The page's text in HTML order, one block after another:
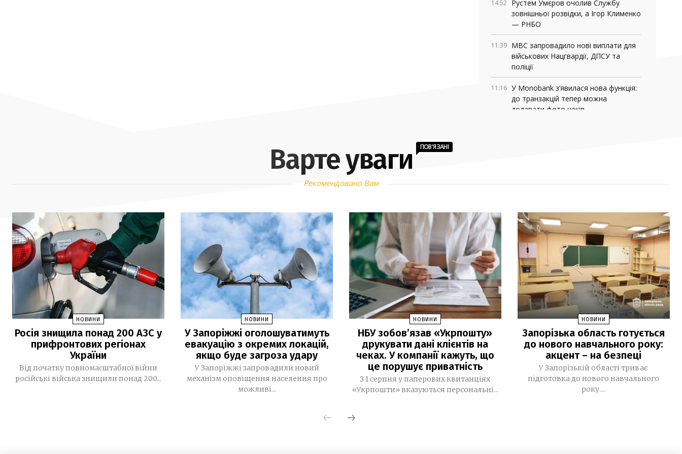
14:52 Рустем Умєров очолив Службу
зовнішньої розвідки, а Ігор Клименко
— РНБО
11:39 МВС запровадило нові виплати для
військових Нацгвардії, ДПСУ та
поліції
11:16 У Monobank з’явилася нова функція:
до транзакцій тепер можна
додавати фото чеків
15:36 Світлана Карпенко: «Ми втратили
«Трудової слави» відновила роботу
після релокації, сформувала нову
мультимедійну команду та шукає
модель майбутнього
29 ЛИПНЯ, 2026
17:37
Тоталітарне безумство Державної
Думи
Алгоритм безпеки для журналіста:
вчасно почути «Чуйку» оцінити
ризики і діяти
«Dovidka.Крим»: нова безпекова
інструкція для жителів тимчасово
окупованого Криму від Dovidka.info
Варте уваги ПОВ'ЯЗАНІ
Рекомендовано Вам
НОВИНИ
Росія знищила понад 200 АЗС у
прифронтових регіонах
України
Від початку повномасштабної війни
російські війська знищили понад 200...
НОВИНИ
У Запоріжжі оголошуватимуть
евакуацію з окремих локацій,
якщо буде загроза удару
У Запоріжжі запровадили новий
механізм оповіщення населення про
можливі...
НОВИНИ
НБУ зобов’язав «Укрпошту»
друкувати дані клієнтів на
чеках. У компанії кажуть, що
це порушує приватність
З 1 серпня у паперових квитанціях
«Укрпошти» вказуються персональні...
НОВИНИ
Запорізька область готується
до нового навчального року:
акцент – на безпеці
У Запорізькій області триває
підготовка до нового навчального
року....